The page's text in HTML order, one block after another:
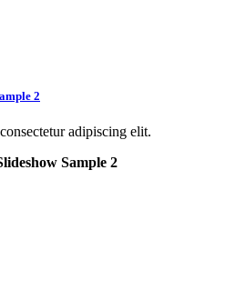
2
adipiscing elit.
Sample 2